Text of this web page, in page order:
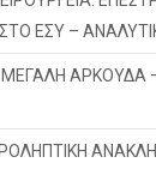
ΕΣΥ –
ΜΕΓΑΛΗ ΑΡΚΟΥΔΑ